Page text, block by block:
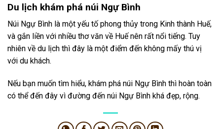
Du lịch khám phá núi Ngự Bình
Núi Ngự Bình là một yếu tố phong thủy trong Kinh thành Huế,
và gắn liền với nhiều thơ văn về Huế nên rất nổi tiếng. Tuy
nhiên về du lịch thì đây là một điểm đến không mấy thú vị
với du khách.
Nếu bạn muốn tìm hiểu, khám phá núi Ngự Bình thì hoàn toàn
có thể đến đây vì đường đến núi Ngự Bình khá đẹp, rộng.